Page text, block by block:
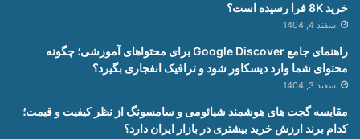
خرید 8K فرا رسیده است؟
اسفند 4, 1404
راهنمای جامع Google Discover برای محتواهای آموزشی؛ چگونه
محتوای شما وارد دیسکاور شود و ترافیک انفجاری بگیرد؟
اسفند 3, 1404
مقایسه گجت های هوشمند شیائومی و سامسونگ از نظر کیفیت و قیمت؛
کدام برند ارزش خرید بیشتری در بازار ایران دارد؟